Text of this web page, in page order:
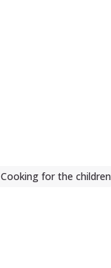
Cooking for the children